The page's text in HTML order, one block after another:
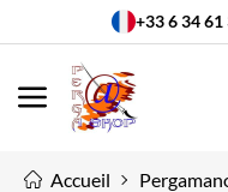
+33 6 34 61
MENU
Accueil